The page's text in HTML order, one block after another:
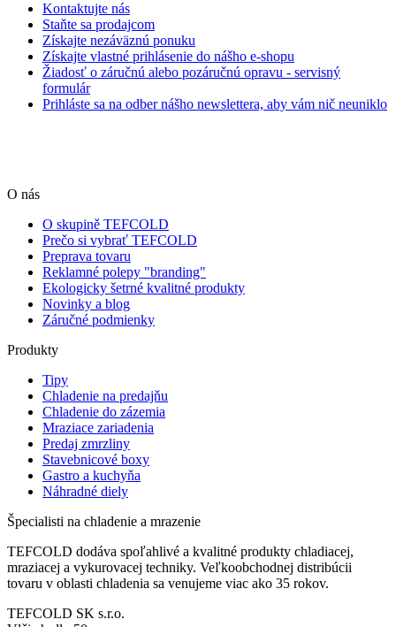
Kontaktujte nás
Staňte sa prodajcom
Získajte nezáväznú ponuku
Získajte vlastné prihlásenie do nášho e-shopu
Žiadosť o záručnú alebo pozáručnú opravu - servisný
formulár
Prihláste sa na odber nášho newslettera, aby vám nič neuniklo
O nás
O skupině TEFCOLD
Prečo si vybrať TEFCOLD
Preprava tovaru
Reklamné polepy "branding"
Ekologicky šetrné kvalitné produkty
Novinky a blog
Záručné podmienky
Produkty
Tipy
Chladenie na predajňu
Chladenie do zázemia
Mraziace zariadenia
Predaj zmrzliny
Stavebnicové boxy
Gastro a kuchyňa
Náhradné diely
Špecialisti na chladenie a mrazenie
TEFCOLD dodáva spoľahlivé a kvalitné produkty chladiacej,
mraziacej a vykurovacej techniky. Veľkoobchodnej distribúcii
tovaru v oblasti chladenia sa venujeme viac ako 35 rokov.
TEFCOLD SK s.r.o.